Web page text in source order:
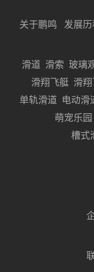
关于鹏鸣
发展历
滑道 滑索 玻璃
滑翔飞艇 滑
单轨滑道
电动滑
萌宠乐园
槽式